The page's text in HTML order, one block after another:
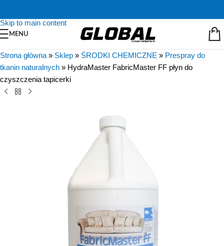
Skip to main content
MENU
Strona główna » Sklep » ŚRODKI CHEMICZNE » Prespray do
tkanin naturalnych » HydraMaster FabricMaster FF płyn do
czyszczenia tapicerki